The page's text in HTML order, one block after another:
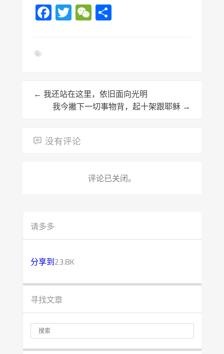
Facebook
TwitterWeChat
← 我还站在这里，依旧面向光明
我今撇下一切事物背，起十架跟耶稣 →
没有评论
评论已关闭。
请多多
分享到23.8K
寻找文章